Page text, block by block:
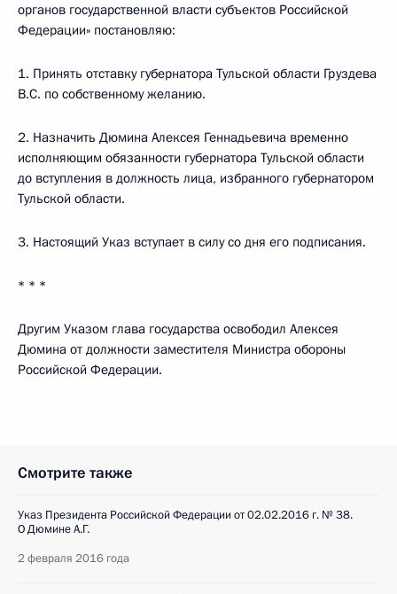
органов государственной власти субъектов Российской
Федерации» постановляю:
1. Принять отставку губернатора Тульской области Груздева
В.С. по собственному желанию.
2. Назначить Дюмина Алексея Геннадьевича временно
исполняющим обязанности губернатора Тульской области
до вступления в должность лица, избранного губернатором
Тульской области.
3. Настоящий Указ вступает в силу со дня его подписания.
* * *
Другим Указом глава государства освободил Алексея
Дюмина от должности заместителя Министра обороны
Российской Федерации.
Смотрите также
Указ Президента Российской Федерации от 02.02.2016 г. № 38.
О Дюмине А.Г.
2 февраля 2016 года